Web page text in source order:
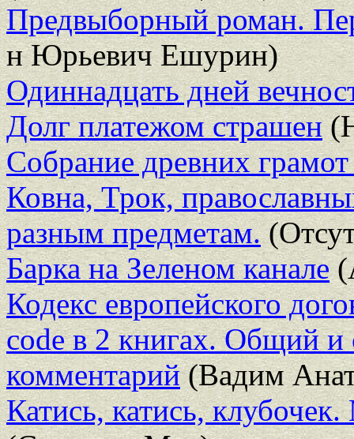
Предвыборный роман.
н Юрьевич Ешурин)
Одиннадцать дней
Долг платежом страшен
Собрание древних
Ковна, Трок,
разным предметам.
Барка на Зеленом канале
Кодекс европейского
code в 2 книгах. Общий и
комментарий(Вадим
Катись, катись,